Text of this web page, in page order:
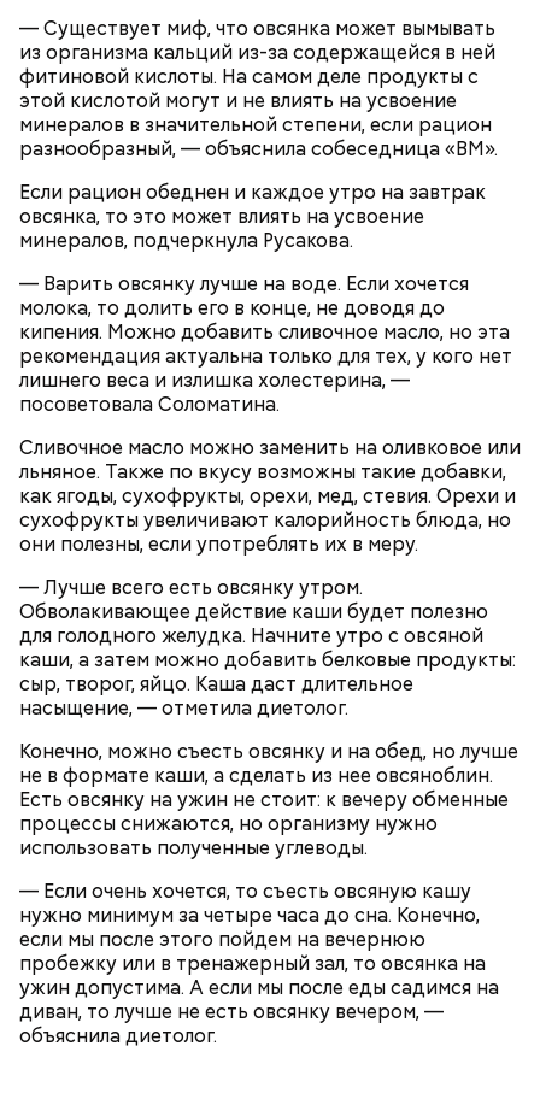
— Существует миф, что овсянка может вымывать
из организма кальций из-за содержащейся в ней
фитиновой кислоты. На самом деле продукты с
этой кислотой могут и не влиять на усвоение
минералов в значительной степени, если рацион
разнообразный, — объяснила собеседница «ВМ».
Если рацион обеднен и каждое утро на завтрак
овсянка, то это может влиять на усвоение
минералов, подчеркнула Русакова.
— Варить овсянку лучше на воде. Если хочется
молока, то долить его в конце, не доводя до
кипения. Можно добавить сливочное масло, но эта
рекомендация актуальна только для тех, у кого нет
лишнего веса и излишка холестерина, —
посоветовала Соломатина.
Сливочное масло можно заменить на оливковое или
льняное. Также по вкусу возможны такие добавки,
как ягоды, сухофрукты, орехи, мед, стевия. Орехи и
сухофрукты увеличивают калорийность блюда, но
они полезны, если употреблять их в меру.
— Лучше всего есть овсянку утром.
Обволакивающее действие каши будет полезно
для голодного желудка. Начните утро с овсяной
каши, а затем можно добавить белковые продукты:
сыр, творог, яйцо. Каша даст длительное
насыщение, — отметила диетолог.
Конечно, можно съесть овсянку и на обед, но лучше
не в формате каши, а сделать из нее овсяноблин.
Есть овсянку на ужин не стоит: к вечеру обменные
процессы снижаются, но организму нужно
использовать полученные углеводы.
— Если очень хочется, то съесть овсяную кашу
нужно минимум за четыре часа до сна. Конечно,
если мы после этого пойдем на вечернюю
пробежку или в тренажерный зал, то овсянка на
ужин допустима. А если мы после еды садимся на
диван, то лучше не есть овсянку вечером, —
объяснила диетолог.
Праздник любви, или Ту бе-Ав, отмечается в
Израиле как местный аналог Дня святого
Валентина. Влюбленные в этот день делают друг
другу сюрпризы, дарят цветы и подарки,